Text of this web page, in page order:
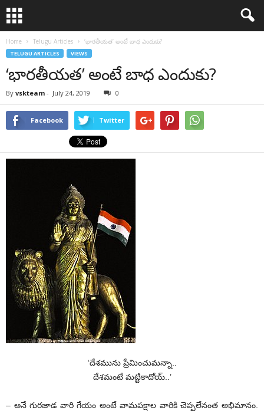
Home Telugu Articles ‘భారతీయత’ అంటే బాధ ఎందుకు?
TELUGU ARTICLES VIEWS
‘భారతీయత’ అంటే బాధ ఎందుకు?
By vskteam - July 24, 2019 0
Facebook Twitter
‘దేశమును ప్రేమించుమన్నా..
దేశమంటే మట్టికాదోయ్..’
– అనే గురజాడ వారి గేయం అంటే వామపక్షాల వారికి చెప్పలేనంత అభిమానం.